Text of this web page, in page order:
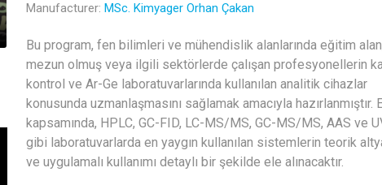
Manufacturer: MSc. Kimyager Orhan Çakan
Bu program, fen bilimleri ve mühendislik alanlarında eğitim
mezun olmuş veya ilgili sektörlerde çalışan profesyonellerin
kontrol ve Ar-Ge laboratuvarlarında kullanılan analitik cihazlar
konusunda uzmanlaşmasını sağlamak amacıyla hazırlanmıştır.
kapsamında, HPLC, GC-FID, LC-MS/MS, GC-MS/MS, AAS ve
gibi laboratuvarlarda en yaygın kullanılan sistemlerin teorik
ve uygulamalı kullanımı detaylı bir şekilde ele alınacaktır.